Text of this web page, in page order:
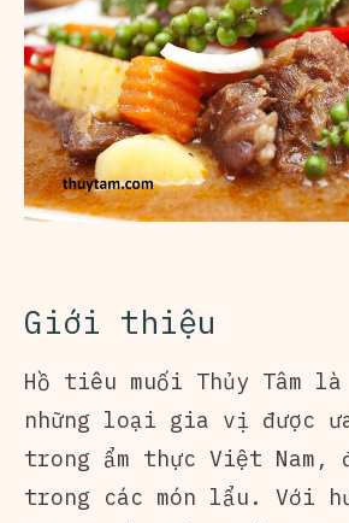
Giới thiệu
Hồ tiêu muối Thủy Tâm
những loại gia vị được
trong ẩm thực Việt
trong các món lẩu. Với